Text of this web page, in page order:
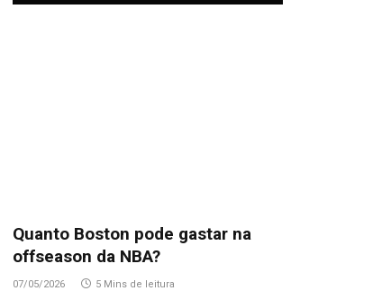
Quanto Boston pode gastar na
offseason da NBA?
07/05/2026 5 Mins de leitura